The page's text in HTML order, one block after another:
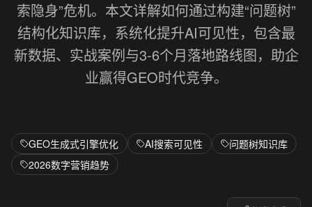
索隐身”危机。本文详解如何通过构建“问题树”
结构化知识库，系统化提升AI可见性，包含最
新数据、实战案例与3-6个月落地路线图，助企
业赢得GEO时代竞争。
GEO生成式引擎优化 AI搜索可见性
问题树知识库
2026数字营销趋势